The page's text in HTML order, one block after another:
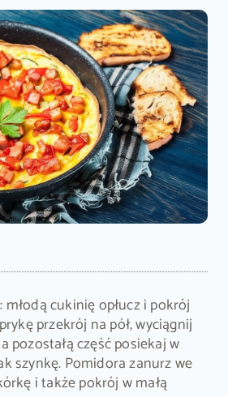
cukinię opłucz i pokrój
przekrój na pół, wyciągnij
pozostałą część posiekaj w
szynkę. Pomidora zanurz we
i także pokrój w małą